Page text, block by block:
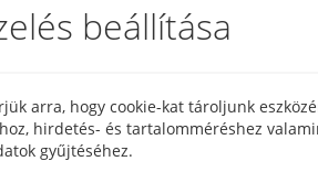
beállítása
arra, hogy cookie-kat tároljunk
hirdetés- és tartalomméréshez
gyűjtéséhez.